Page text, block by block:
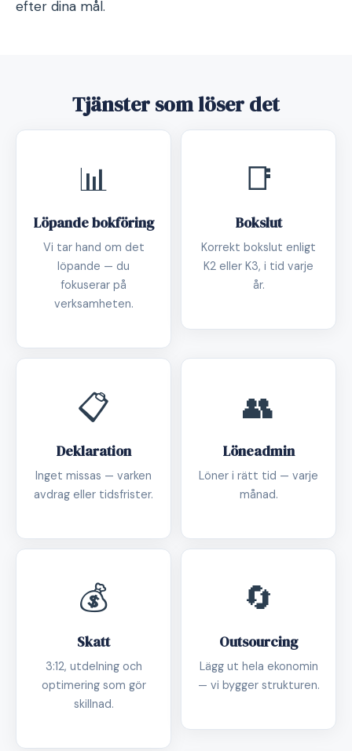
efter dina mål.
Tjänster som löser det
📊
Löpande bokföring
Vi tar hand om det
löpande — du
fokuserar på
verksamheten.
📑
Bokslut
Korrekt bokslut enligt
K2 eller K3, i tid varje
år.
📋
Deklaration
Inget missas — varken
avdrag eller tidsfrister.
👥
Löneadmin
Löner i rätt tid — varje
månad.
💰
Skatt
3:12, utdelning och
optimering som gör
skillnad.
🔄
Outsourcing
Lägg ut hela ekonomin
— vi bygger strukturen.